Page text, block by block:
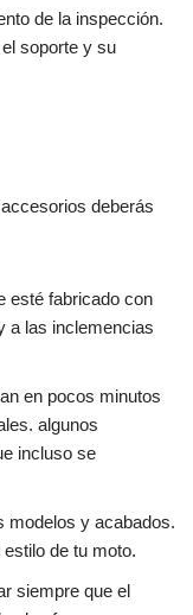
de la inspección.
soporte y su
deberás
esté fabricado con
a las inclemencias
en pocos minutos
algunos
incluso se
modelos y acabados.
de tu moto.
siempre que el